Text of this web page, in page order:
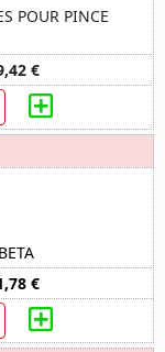
POUR PINCE
€
€